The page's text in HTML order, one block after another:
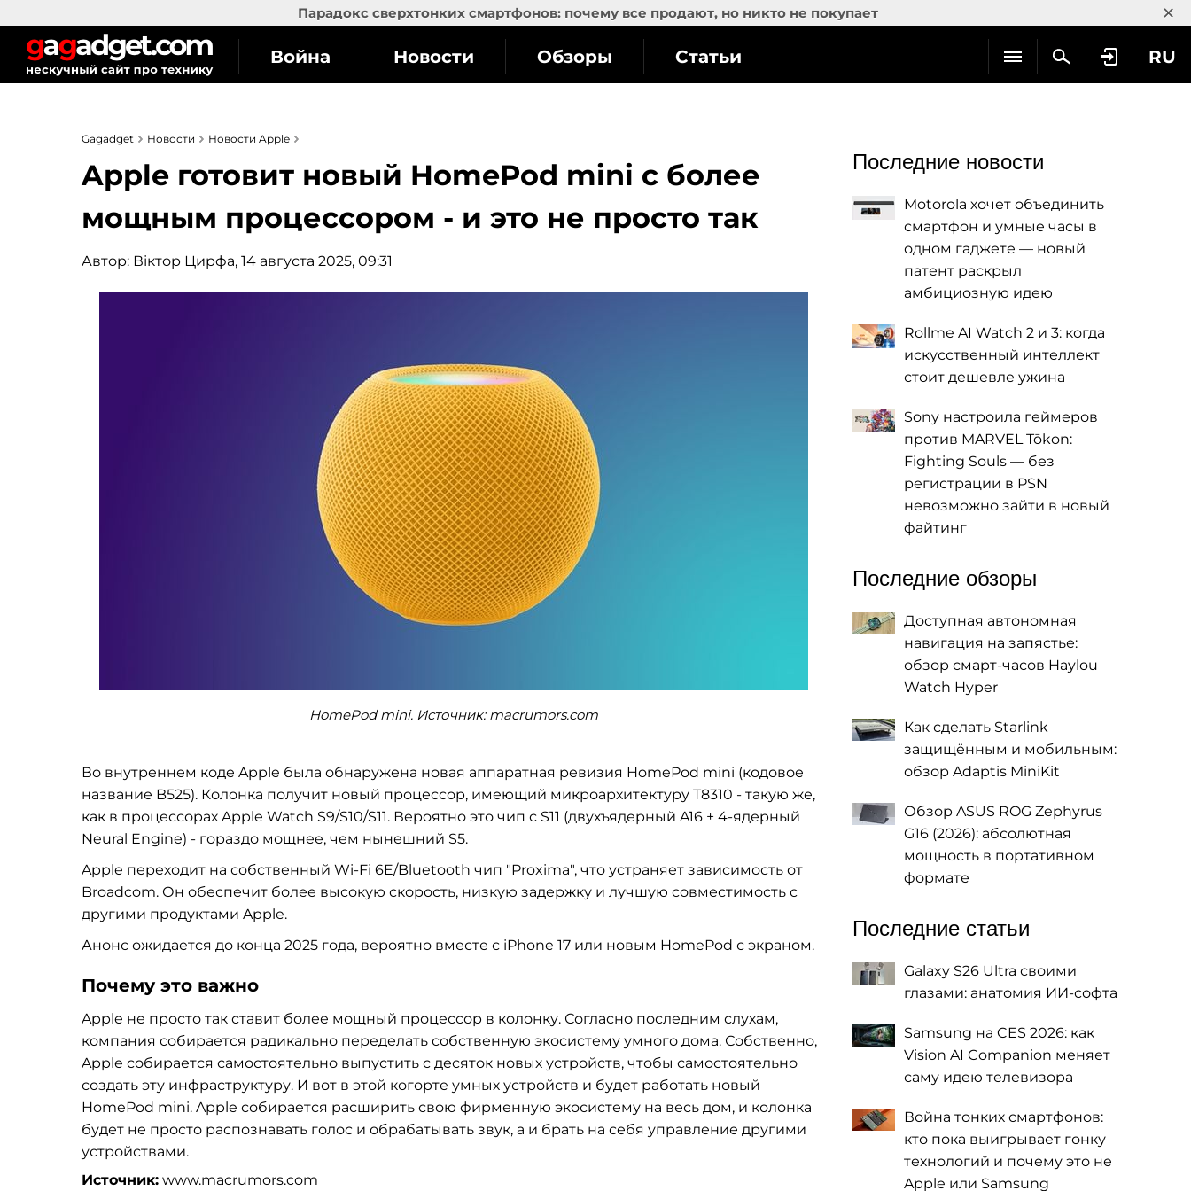
Парадокс сверхтонких смартфонов: почему все продают, но никто не покупает ×
RU
Война Новости Обзоры Статьи
Gagadget Новости Новости Apple
Apple готовит новый HomePod mini с более
мощным процессором - и это не просто так
Автор: Віктор Цирфа, 14 августа 2025, 09:31
HomePod mini. Источник: macrumors.com
Во внутреннем коде Apple была обнаружена новая аппаратная ревизия HomePod mini (кодовое
название B525). Колонка получит новый процессор, имеющий микроархитектуру T8310 - такую же,
как в процессорах Apple Watch S9/S10/S11. Вероятно это чип с S11 (двухъядерный A16 + 4-ядерный
Neural Engine) - гораздо мощнее, чем нынешний S5.
Apple переходит на собственный Wi-Fi 6E/Bluetooth чип "Proxima", что устраняет зависимость от
Broadcom. Он обеспечит более высокую скорость, низкую задержку и лучшую совместимость с
другими продуктами Apple.
Анонс ожидается до конца 2025 года, вероятно вместе с iPhone 17 или новым HomePod с экраном.
Почему это важно
Apple не просто так ставит более мощный процессор в колонку. Согласно последним слухам,
компания собирается радикально переделать собственную экосистему умного дома. Собственно,
Apple собирается самостоятельно выпустить с десяток новых устройств, чтобы самостоятельно
создать эту инфраструктуру. И вот в этой когорте умных устройств и будет работать новый
HomePod mini. Apple собирается расширить свою фирменную экосистему на весь дом, и колонка
будет не просто распознавать голос и обрабатывать звук, а и брать на себя управление другими
устройствами.
Источник: www.macrumors.com
Последние новости
Motorola хочет объединить
смартфон и умные часы в
одном гаджете — новый
патент раскрыл
амбициозную идею
Rollme AI Watch 2 и 3: когда
искусственный интеллект
стоит дешевле ужина
Sony настроила геймеров
против MARVEL Tōkon:
Fighting Souls — без
регистрации в PSN
невозможно зайти в новый
файтинг
Последние обзоры
Доступная автономная
навигация на запястье:
обзор смарт-часов Haylou
Watch Hyper
Как сделать Starlink
защищённым и мобильным:
обзор Adaptis MiniKit
Обзор ASUS ROG Zephyrus
G16 (2026): абсолютная
мощность в портативном
формате
Последние статьи
Galaxy S26 Ultra своими
глазами: анатомия ИИ-софта
Samsung на CES 2026: как
Vision AI Companion меняет
саму идею телевизора
Война тонких смартфонов:
кто пока выигрывает гонку
технологий и почему это не
Apple или Samsung